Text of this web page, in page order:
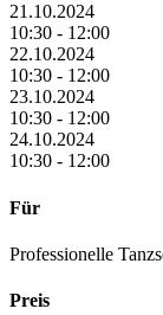
21.10.2024
10:30 - 12:00
22.10.2024
10:30 - 12:00
23.10.2024
10:30 - 12:00
24.10.2024
10:30 - 12:00
Für
Professionelle
Preis